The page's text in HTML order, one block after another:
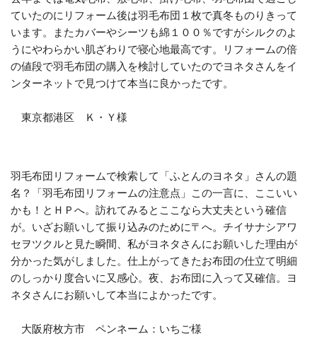
ていたのにリフォーム後は羽毛布団１枚で真冬ものりきって
います。またカバーやシーツも綿１００％ですがシルクのよ
うにやわらかい肌ざわりで寝心地最高です。リフォームの倍
の値段で羽毛布団の購入を検討していたのでヨネタさんをイ
ンターネットで見つけて本当に良かったです。
東京都港区 Ｋ・Ｙ様
羽毛布団リフォームで検索して「ふとんのヨネタ」さんの題
名？「羽毛布団リフォームの注意点」この一言に、ここいい
かも！とＨＰへ。訪れてみるとここなら大丈夫という確信
が。いざお願いして振り込みのために〒へ。チイサナシアワ
セヲツクルと見た瞬間、私がヨネタさんにお願いした理由が
分かった気がしました。仕上がってきたお布団の仕立て明細
のしっかり度合いに又感心。夜、お布団に入って又確信。ヨ
ネタさんにお願いして本当によかったです。
大阪府枚方市 ペンネーム：いちご様